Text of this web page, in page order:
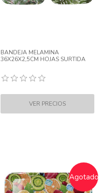
BANDEJA MELAMINA
36X26X2,5CM HOJAS SURTIDA
Agotado